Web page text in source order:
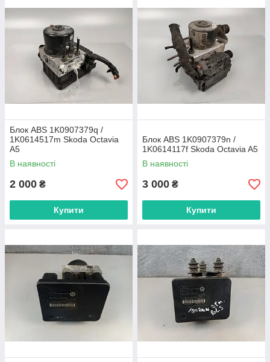
Блок ABS 1K0907379q /
1K0614517m Skoda Octavia
A5
В наявності
2 000 ₴
Купити
Блок ABS 1K0907379n /
1K0614117f Skoda Octavia A5
В наявності
3 000 ₴
Купити